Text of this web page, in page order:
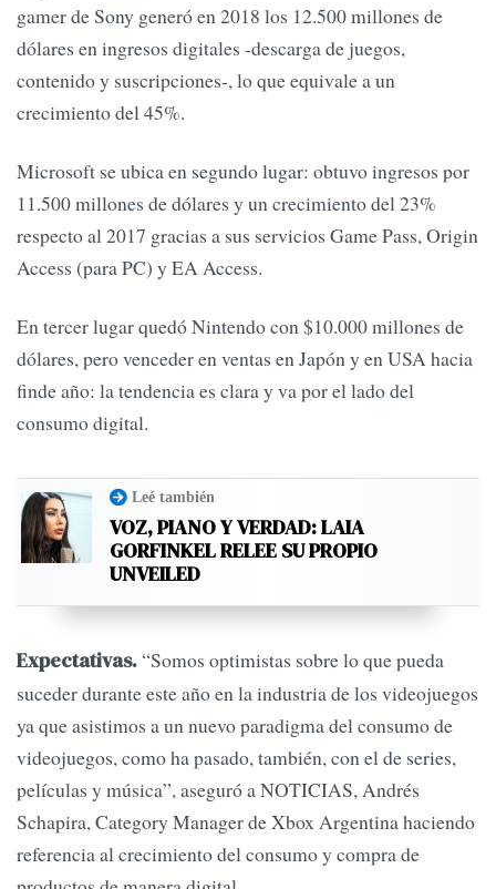
gamer de Sony generó en 2018 los 12.500 millones de
dólares en ingresos digitales -descarga de juegos,
contenido y suscripciones-, lo que equivale a un
crecimiento del 45%.
Microsoft se ubica en segundo lugar: obtuvo ingresos por
11.500 millones de dólares y un crecimiento del 23%
respecto al 2017 gracias a sus servicios Game Pass, Origin
Access (para PC) y EA Access.
En tercer lugar quedó Nintendo con $10.000 millones de
dólares, pero venceder en ventas en Japón y en USA hacia
finde año: la tendencia es clara y va por el lado del
consumo digital.
Leé también
VOZ, PIANO Y VERDAD: LAIA
GORFINKEL RELEE SU PROPIO
UNVEILED
Expectativas.“Somos optimistas sobre lo que pueda
suceder durante este año en la industria de los videojuegos
ya que asistimos a un nuevo paradigma del consumo de
videojuegos, como ha pasado, también, con el de series,
películas y música”, aseguró a NOTICIAS, Andrés
Schapira, Category Manager de Xbox Argentina haciendo
referencia al crecimiento del consumo y compra de